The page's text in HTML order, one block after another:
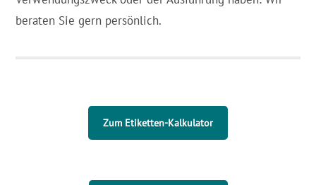
beraten Sie gern persönlich.
Zum Etiketten-Kalkulator